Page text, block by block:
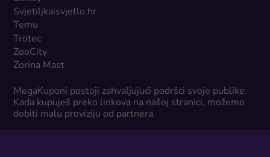
Svjetiljkaisvjetlo.hr
Temu
Trotec
ZooCity
Zorina Mast
MegaKuponi postoji zahvaljujući podršci svoje publike.
Kada kupuješ preko linkova na našoj stranici, možemo
dobiti malu proviziju od partnera.